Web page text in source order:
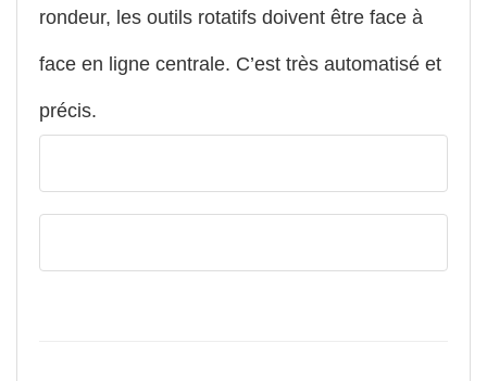
rondeur, les outils rotatifs doivent être face à
face en ligne centrale. C’est très automatisé et
précis.